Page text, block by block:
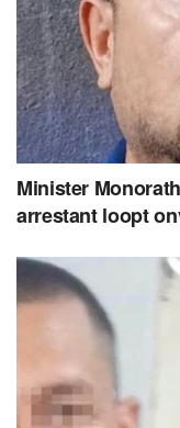
Minister
arrestant loopt